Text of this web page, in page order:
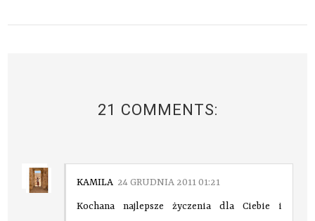
21 COMMENTS:
KAMILA 24 GRUDNIA 2011 01:21
Kochana najlepsze życzenia dla Ciebie i